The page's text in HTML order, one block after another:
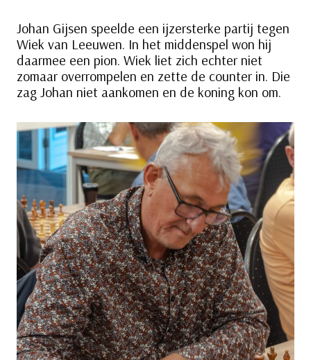
Johan Gijsen speelde een ijzersterke partij tegen
Wiek van Leeuwen. In het middenspel won hij
daarmee een pion. Wiek liet zich echter niet
zomaar overrompelen en zette de counter in. Die
zag Johan niet aankomen en de koning kon om.